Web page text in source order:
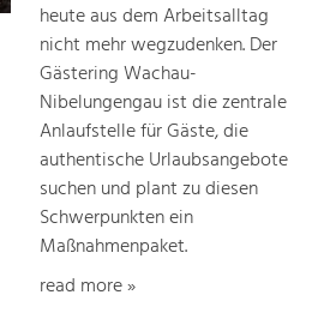
heute aus dem Arbeitsalltag
nicht mehr wegzudenken. Der
Gästering Wachau-
Nibelungengau ist die zentrale
Anlaufstelle für Gäste, die
authentische Urlaubsangebote
suchen und plant zu diesen
Schwerpunkten ein
Maßnahmenpaket.
read more »